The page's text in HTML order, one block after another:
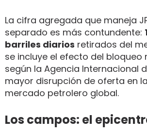
La cifra agregada que maneja
separado es más contundente:
barriles diarios retirados del
se incluye el efecto del bloqueo
según la Agencia Internacional
mayor disrupción de oferta en
mercado petrolero global.
Los campos: el